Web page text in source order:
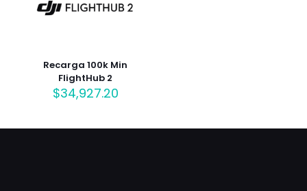
Recarga 100k Min
FlightHub 2
$34,927.20